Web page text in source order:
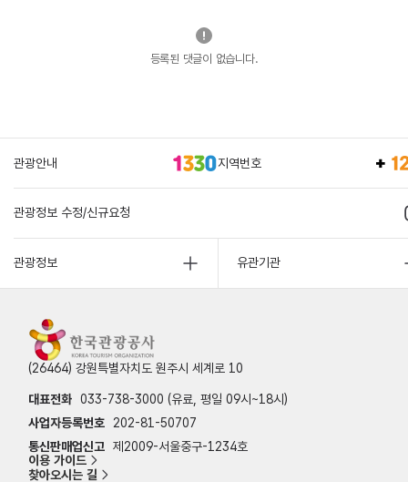
등록된 댓글이 없습니다.
관광안내 지역번호
관광정보 수정/신규요청
관광정보 유관기관
(26464) 강원특별자치도 원주시 세계로 10
대표전화 033-738-3000 (유료, 평일 09시~18시)
사업자등록번호
202-81-50707
통신판매업신고 제2009-서울중구-1234호
이용 가이드
찾아오시는 길